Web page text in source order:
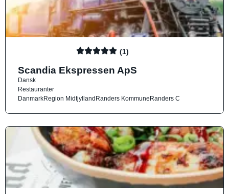
(1)
Scandia Ekspressen ApS
Dansk
Restauranter
DanmarkRegion MidtjyllandRanders KommuneRanders C